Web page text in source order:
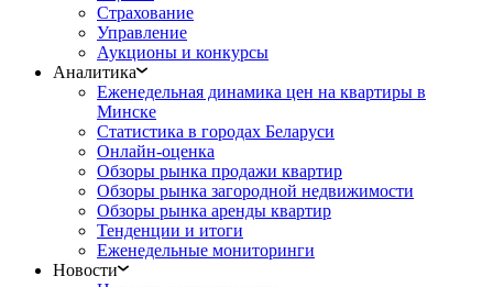
Страхование
Управление
Аукционы и конкурсы
Аналитика
Еженедельная динамика цен на квартиры в
Минске
Статистика в городах Беларуси
Онлайн-оценка
Обзоры рынка продажи квартир
Обзоры рынка загородной недвижимости
Обзоры рынка аренды квартир
Тенденции и итоги
Еженедельные мониторинги
Новости